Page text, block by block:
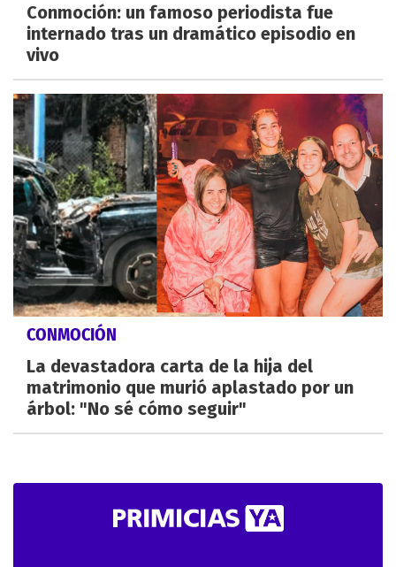
Conmoción: un famoso periodista fue
internado tras un dramático episodio en
vivo
CONMOCIÓN
La devastadora carta de la hija del
matrimonio que murió aplastado por un
árbol: "No sé cómo seguir"